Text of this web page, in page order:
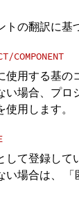
の翻訳に基
COMPONENT
使用する基の
い場合、プロ
用します。
して登録して
い場合は、 「